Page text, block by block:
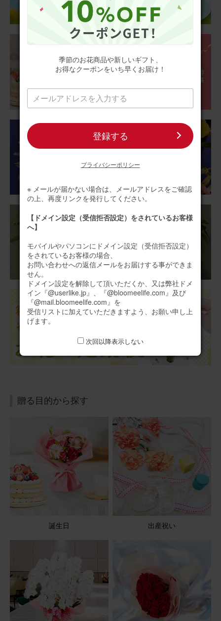
さらに表示
【お悔やみ・お供えの花】アレンジメント(ピンク、Mサイ
ズ)と甘美どら焼きのセット
ブルーミーユーザーさん 60代
用途：
父の日
明るくなりました
父の日が近いので父の仏前にお供えしようと購入しまし
た。父は明るい人だったので仏花と言えども白い花ばかり
も喜んでいるような気がします。
仏花アレンジメント (ひまわり) Sサイズ
2026/06/07
用途：
お悔やみ
お悔みとして知合いの方にお送りしました。 とても綺麗
で立派なお花が届きましたと感謝の連絡をすぐにいただき
ました。
【お悔やみ・お供えの花】アレンジメント(白)Mサイズ
お悔やみ(ご遺族へ)カードカード
2026/05/19
喜んでいただけました
従兄が亡くなったとのことで今回お花をお願いしました。
まだ御骨があるのでお供えしますと連絡をいただきまし
た。大変喜んでいただけました。今回、2回目の利用でし
【お悔やみ・お供えの花】アレンジメント(青・紫) Sサイ
ズ
2026/05/11
ブルーミーユーザーさん
用途：
お悔やみ
父の命日に
とても上品で思っていた通りのアレンジが届き母も喜んで
いました。また来年もお願いします。
【お悔やみ・お供えの花】アレンジメント(青・紫) Sサイ
贈る目的から探す
誕生日 出産祝い
季節のお花商品や新しいギフト、
お得なクーポンをいち早くお届け！
登録する
プライバシーポリシー
※ メールが届かない場合は、メールアドレスをご確認
の上、再度リンクを発行してください。
【ドメイン設定（受信拒否設定）をされているお客様
へ】
モバイルやパソコンにドメイン設定（受信拒否設定）
をされているお客様の場合、
お問い合わせへの返信メールをお届けする事ができま
せん。
ドメイン設定を解除して頂いただくか、又は弊社ドメ
イン『@userlike.jp』、『@bloomeelife.com』及び
『@mail.bloomeelife.com』を
受信リストに加えていただきますよう、お願い申し上
げます。
次回以降表示しない